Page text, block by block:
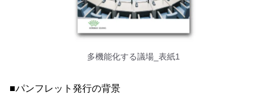
多機能化する議場_表紙1
■パンフレット発行の背景